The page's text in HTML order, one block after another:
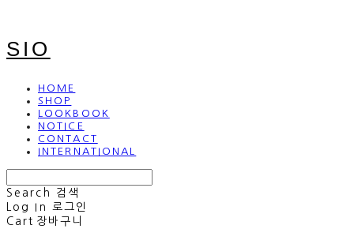
SIO
HOME
SHOP
LOOKBOOK
NOTICE
CONTACT
INTERNATIONAL
Search
검색
Log In
로그인
Cart 장바구니